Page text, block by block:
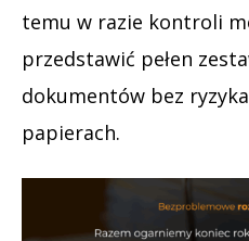
temu w razie kontroli
przedstawić pełen
dokumentów bez
papierach.